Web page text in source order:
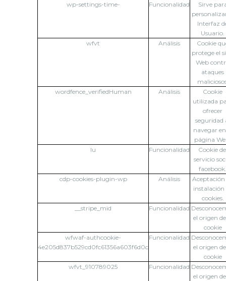
wp-settings-time- Funcionalidad
Sirve
Interfaz
Usuario.
wfvt
Análisis
Cookie
protege el
Web
ataques
wordfence_verifiedHuman
Análisis
Cookie
utilizada
ofrecer
seguridad
navegar
página
lu
Funcionalidad
Cookie
servicio
facebook.
cdp-cookies-plugin-wp
Análisis
Aceptación
instalación
cookies.
__stripe_mid
Funcionalidad
el origen
cookie
wfwaf-authcookie-
4e205d837b529cd0fc61356a603f6d0c
Funcionalidad
el origen
cookie
wfvt_910789025
Funcionalidad
el origen